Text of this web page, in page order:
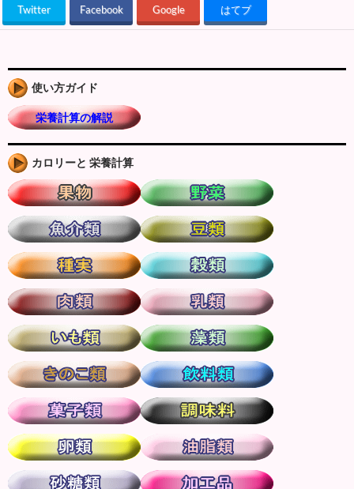
Twitter Facebook Google はてブ
使い方ガイド
栄養計算の解説
カロリーと 栄養計算